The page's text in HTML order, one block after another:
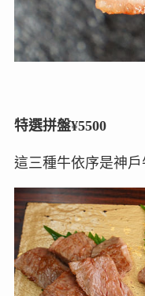
特選拼盤¥5500
這三種牛依序是神